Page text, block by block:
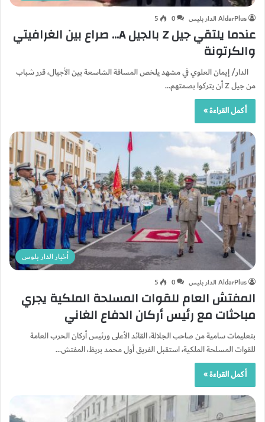
AldarPlus الدار بليس 0
5
عندما يلتقي جيل Z بالجيل A… صراع بين الغرافيتي
والكرتونة
الدار/ إيمان العلوي في مشهد يلخص المسافة الشاسعة بين الأجيال، قرر شباب
من جيل Z أن يتركوا بصمتهم…
أكمل القراءة »
أخبار الدار بلوس
AldarPlus الدار بليس 0
5
المفتش العام للقوات المسلحة الملكية يجري
مباحثات مع رئيس أركان الدفاع الغاني
بتعليمات سامية من صاحب الجلالة، القائد الأعلى ورئيس أركان الحرب العامة
للقوات المسلحة الملكية، استقبل الفريق أول محمد بريظ، المفتش…
أكمل القراءة »